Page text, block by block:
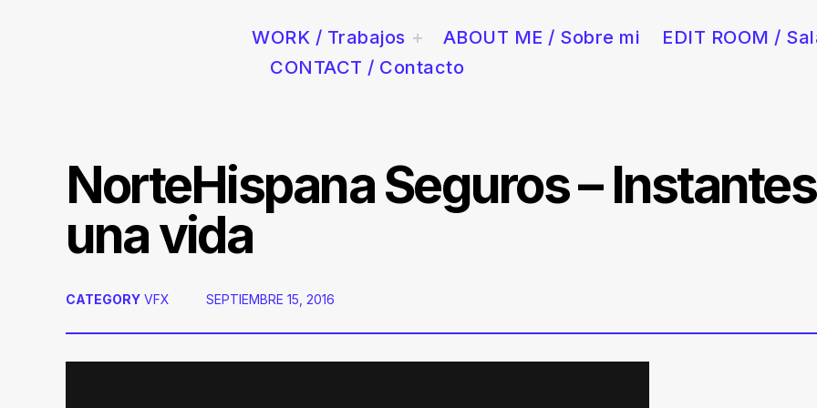
Postproducción audiovisual para anuncios de coches, moda y publicidad en Barcelona. Rápido, creativo y con sala de
WORK / Trabajos toggle
child
menu
ABOUT ME / Sobre mi
EDIT ROOM /
CONTACT / Contacto
NorteHispana Seguros –
una vida
CATEGORY VFX
POSTED
SEPTIEMBRE 15, 2016